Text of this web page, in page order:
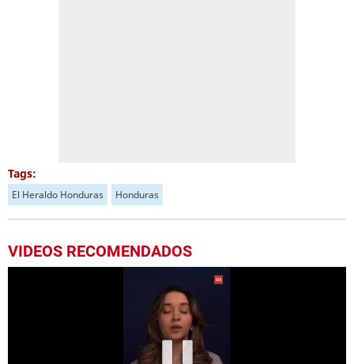
Tags:
El Heraldo Honduras Honduras
VIDEOS RECOMENDADOS